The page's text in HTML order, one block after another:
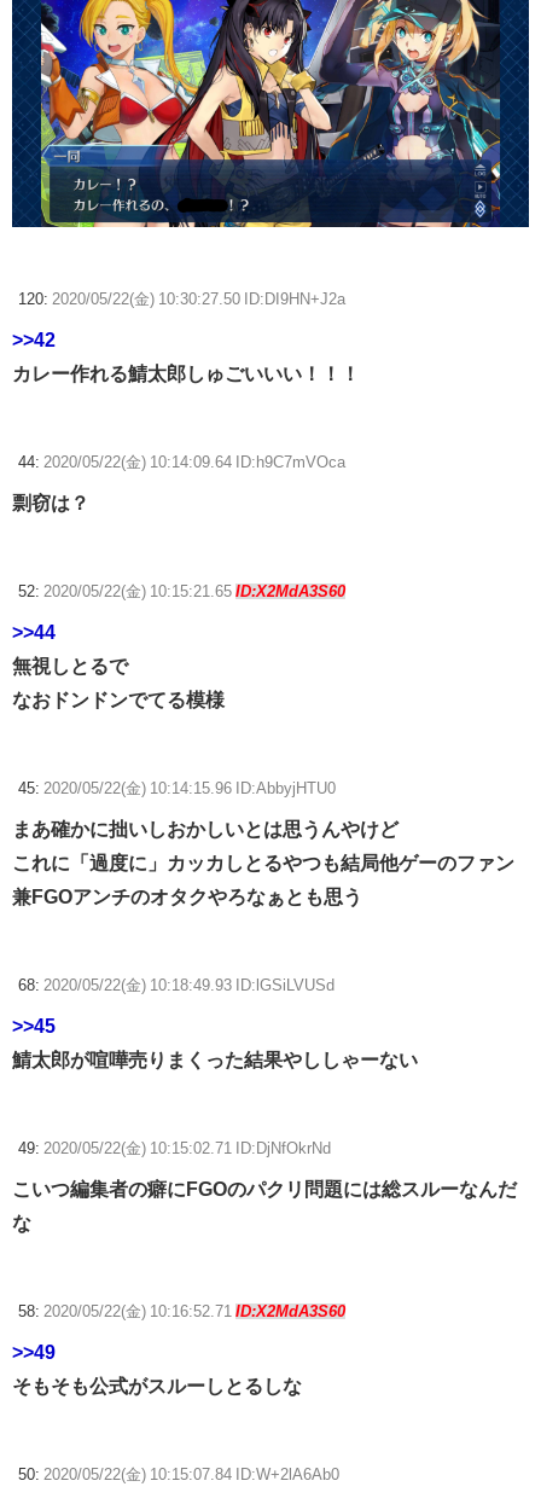
120: 2020/05/22(金) 10:30:27.50 ID:DI9HN+J2a
>>42
カレー作れる鯖太郎しゅごいいい！！！
44: 2020/05/22(金) 10:14:09.64 ID:h9C7mVOca
剽窃は？
52: 2020/05/22(金) 10:15:21.65 ID:X2MdA3S60
>>44
無視しとるで
なおドンドンでてる模様
45: 2020/05/22(金) 10:14:15.96 ID:AbbyjHTU0
まあ確かに拙いしおかしいとは思うんやけど
これに「過度に」カッカしとるやつも結局他ゲーのファン
兼FGOアンチのオタクやろなぁとも思う
68: 2020/05/22(金) 10:18:49.93 ID:lGSiLVUSd
>>45
鯖太郎が喧嘩売りまくった結果やししゃーない
49: 2020/05/22(金) 10:15:02.71 ID:DjNfOkrNd
こいつ編集者の癖にFGOのパクリ問題には総スルーなんだ
な
58: 2020/05/22(金) 10:16:52.71 ID:X2MdA3S60
>>49
そもそも公式がスルーしとるしな
50: 2020/05/22(金) 10:15:07.84 ID:W+2lA6Ab0